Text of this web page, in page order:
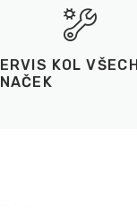
KOL VŠECH